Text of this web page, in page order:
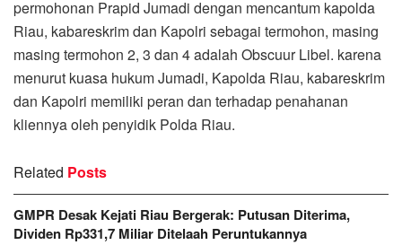
permohonan Prapid Jumadi dengan mencantum kapolda
Riau, kabareskrim dan Kapolri sebagai termohon, masing
masing termohon 2, 3 dan 4 adalah Obscuur Libel. karena
menurut kuasa hukum Jumadi, Kapolda Riau, kabareskrim
dan Kapolri memiliki peran dan terhadap penahanan
kliennya oleh penyidik Polda Riau.
Related Posts
GMPR Desak Kejati Riau Bergerak: Putusan Diterima,
Dividen Rp331,7 Miliar Ditelaah Peruntukannya